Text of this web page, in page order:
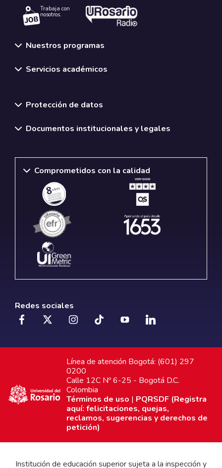
Trabaja con
nosotros.
Nuestros programas
Servicios académicos
Protección de datos
Documentos institucionales y legales
Comprometidos con la calidad
Redes sociales
Línea de atención Bogotá: (601) 297
0200
Calle 12C Nº 6-25 - Bogotá D.C.
Colombia
Términos de uso | PQRSDF (Registra
aquí: felicitaciones, quejas,
reclamos, sugerencias y derechos de
petición)
Institución de educación superior sujeta a la inspección y